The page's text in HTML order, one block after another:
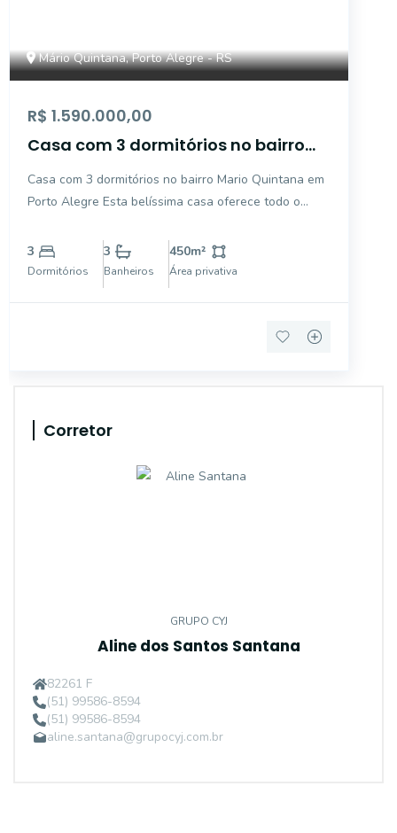
Mário Quintana, Porto Alegre - RS
R$ 1.590.000,00
Casa com 3 dormitórios no bairro
Casa com 3 dormitórios no bairro Mario Quintana em
Porto Alegre Esta belíssima casa oferece todo o
quase 500 m² de área construída, o imóvel conta com
um projeto arquitetônico moderno e funcional, pro
3
Dormitórios
3
Banheiros
450m²
Área privativa
Corretor
GRUPO CYJ
Aline dos Santos Santana
82261 F
(51) 99586-8594
(51) 99586-8594
aline.santana@grupocyj.com.br